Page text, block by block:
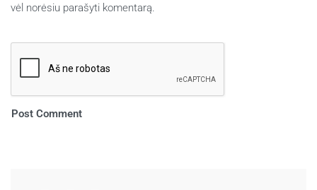
vėl norėsiu parašyti komentarą.